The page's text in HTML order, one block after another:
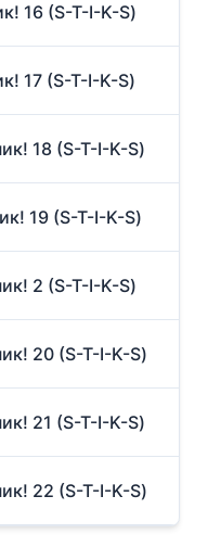
16 (S-T-I-K-S)
17 (S-T-I-K-S)
18 (S-T-I-K-S)
19 (S-T-I-K-S)
2 (S-T-I-K-S)
20 (S-T-I-K-S)
21 (S-T-I-K-S)
22 (S-T-I-K-S)